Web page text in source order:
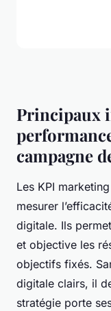
Principaux
campagne
Les KPI
mesurer
digitale. Ils
et objective les
objectifs fixés.
digitale clairs, il
stratégie porte